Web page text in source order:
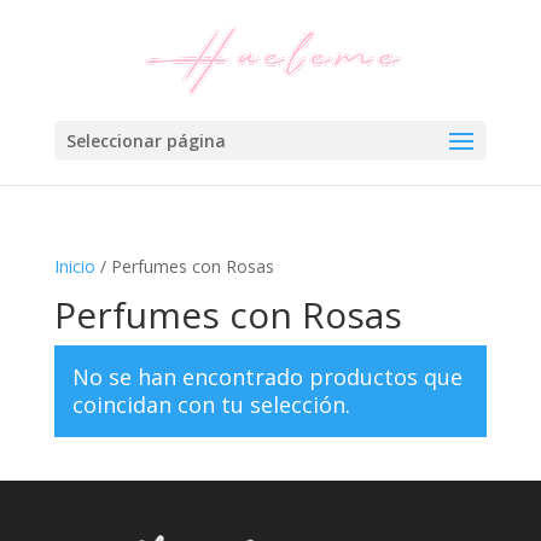
Seleccionar página
Inicio / Perfumes con Rosas
Perfumes con Rosas
No se han encontrado productos que
coincidan con tu selección.